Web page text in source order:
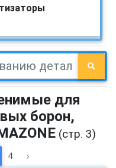
для
борон,
(стр. 3)
4 ›